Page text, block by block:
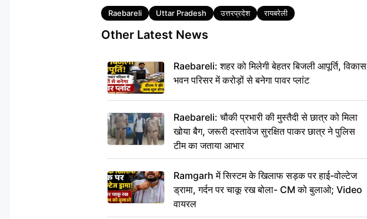
Tags
Raebareli Uttar Pradesh उत्तरप्रदेश रायबरेली
Other Latest News
Raebareli: शहर को मिलेगी बेहतर बिजली आपूर्ति, विकास
भवन परिसर में करोड़ों से बनेगा पावर प्लांट
Raebareli: चौकी प्रभारी की मुस्तैदी से छात्र को मिला
खोया बैग, जरूरी दस्तावेज सुरक्षित पाकर छात्र ने पुलिस
टीम का जताया आभार
Ramgarh में सिस्टम के खिलाफ सड़क पर हाई-वोल्टेज
ड्रामा, गर्दन पर चाकू रख बोला- CM को बुलाओ; Video
वायरल